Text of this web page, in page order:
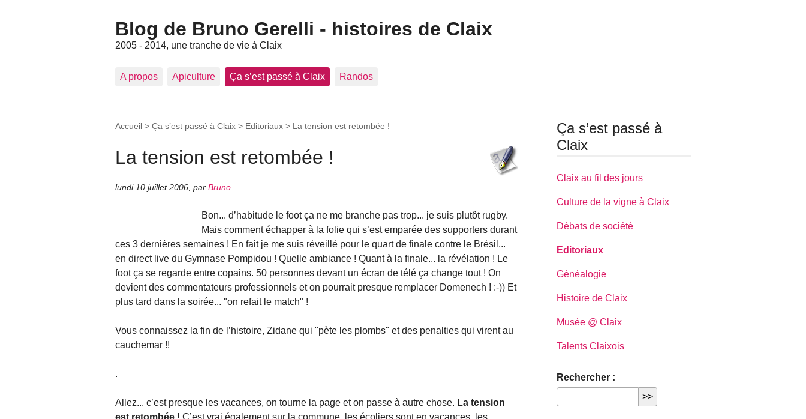
Blog de Bruno Gerelli - histoires de Claix
2005 - 2014, une tranche de vie à Claix
A propos Apiculture Ça s’est passé à Claix Randos
Accueil > Ça s’est passé à Claix > Editoriaux > La tension est retombée !
La tension est retombée !
lundi 10 juillet 2006 par Bruno
Bon... d’habitude le foot ça ne me branche pas trop... je suis plutôt rugby.
Mais comment échapper à la folie qui s’est emparée des supporters durant
ces 3 dernières semaines ! En fait je me suis réveillé pour le quart de finale contre le Brésil...
en direct live du Gymnase Pompidou ! Quelle ambiance ! Quant à la finale... la révélation ! Le
foot ça se regarde entre copains. 50 personnes devant un écran de télé ça change tout ! On
devient des commentateurs professionnels et on pourrait presque remplacer Domenech ! :-)) Et
plus tard dans la soirée... "on refait le match" !
Vous connaissez la fin de l’histoire, Zidane qui "pète les plombs" et des penalties qui virent au
cauchemar !!
.
Allez... c’est presque les vacances, on tourne la page et on passe à autre chose. La tension
Ça s’est passé à
Claix
Claix au fil des jours
Culture de la vigne à Claix
Débats de société
Editoriaux
Généalogie
Histoire de Claix
Musée @ Claix
Talents Claixois
Rechercher :